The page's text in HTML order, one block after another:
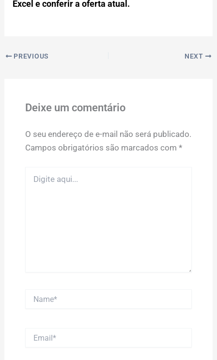
Excel e conferir a oferta atual.
PREVIOUS NEXT
Deixe um comentário
O seu endereço de e-mail não será publicado.
Campos obrigatórios são marcados com *
aqui...